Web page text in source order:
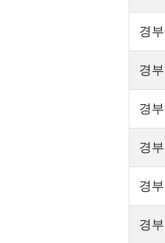
경
경
경
경
경
경